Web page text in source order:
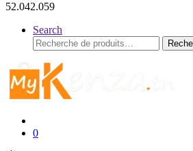
52.042.059
Search
Recherche
pour :
0